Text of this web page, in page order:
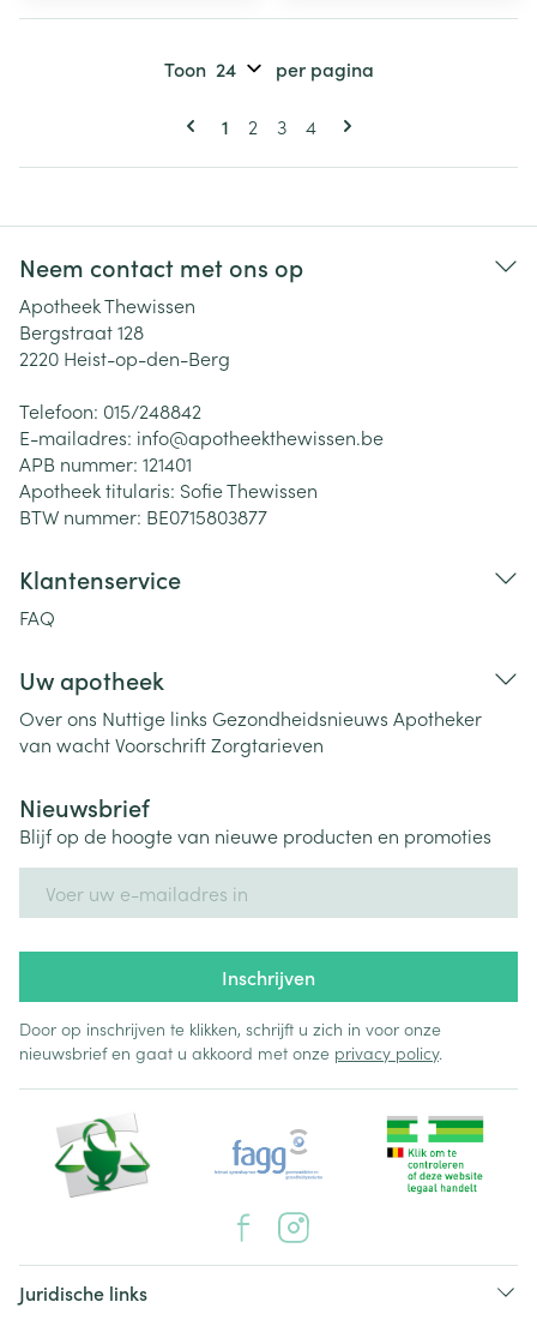
Pagina's
U lees momenteel pagina
1 Pagina
2 Pagina
3 Pagina
4
Toon per pagina
Neem contact met ons op
Apotheek Thewissen
Bergstraat 128
2220 Heist-op-den-Berg
Telefoon: 015/248842
E-mailadres: info@apotheekthewissen.be
APB nummer: 121401
Apotheek titularis: Sofie Thewissen
BTW nummer: BE0715803877
Klantenservice
FAQ
Uw apotheek
Over ons Nuttige links Gezondheidsnieuws Apotheker
van wachtVoorschriftZorgtarieven
Nieuwsbrief
Blijf op de hoogte van nieuwe producten en promoties
Inschrijven
Door op inschrijven te klikken, schrijft u zich in voor onze
nieuwsbrief en gaat u akkoord met onze privacy policy.
Juridische links